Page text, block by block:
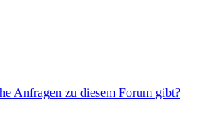
Anfragen zu diesem Forum gibt?